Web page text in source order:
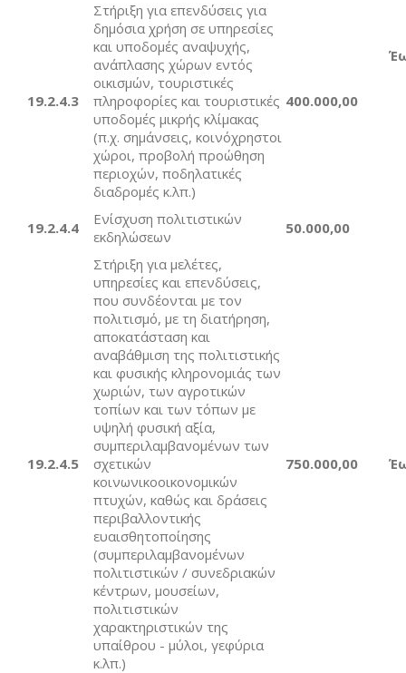
19.2.4.3
Στήριξη για επενδύσεις για
δημόσια χρήση σε υπηρεσίες
και υποδομές αναψυχής,
ανάπλασης χώρων εντός
οικισμών, τουριστικές
πληροφορίες και τουριστικές
υποδομές μικρής κλίμακας
(π.χ. σημάνσεις, κοινόχρηστοι
χώροι, προβολή προώθηση
περιοχών, ποδηλατικές
διαδρομές κ.λπ.)
400.000,00
19.2.4.4
Ενίσχυση πολιτιστικών
εκδηλώσεων
50.000,00
19.2.4.5
Στήριξη για μελέτες,
υπηρεσίες και επενδύσεις,
που συνδέονται με τον
πολιτισμό, με τη διατήρηση,
αποκατάσταση και
αναβάθμιση της πολιτιστικής
και φυσικής κληρονομιάς των
χωριών, των αγροτικών
τοπίων και των τόπων με
υψηλή φυσική αξία,
συμπεριλαμβανομένων των
σχετικών
κοινωνικοοικονομικών
πτυχών, καθώς και δράσεις
περιβαλλοντικής
ευαισθητοποίησης
(συμπεριλαμβανομένων
πολιτιστικών / συνεδριακών
κέντρων, μουσείων,
πολιτιστικών
χαρακτηριστικών της
υπαίθρου - μύλοι, γεφύρια
κ.λπ.)
750.000,00